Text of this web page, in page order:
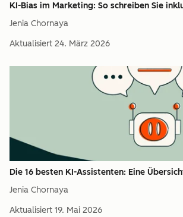
KI-Bias im Marketing: So schreiben Sie
Jenia Chornaya
Aktualisiert 24. März 2026
Die 16 besten KI-Assistenten: Eine
Jenia Chornaya
Aktualisiert 19. Mai 2026